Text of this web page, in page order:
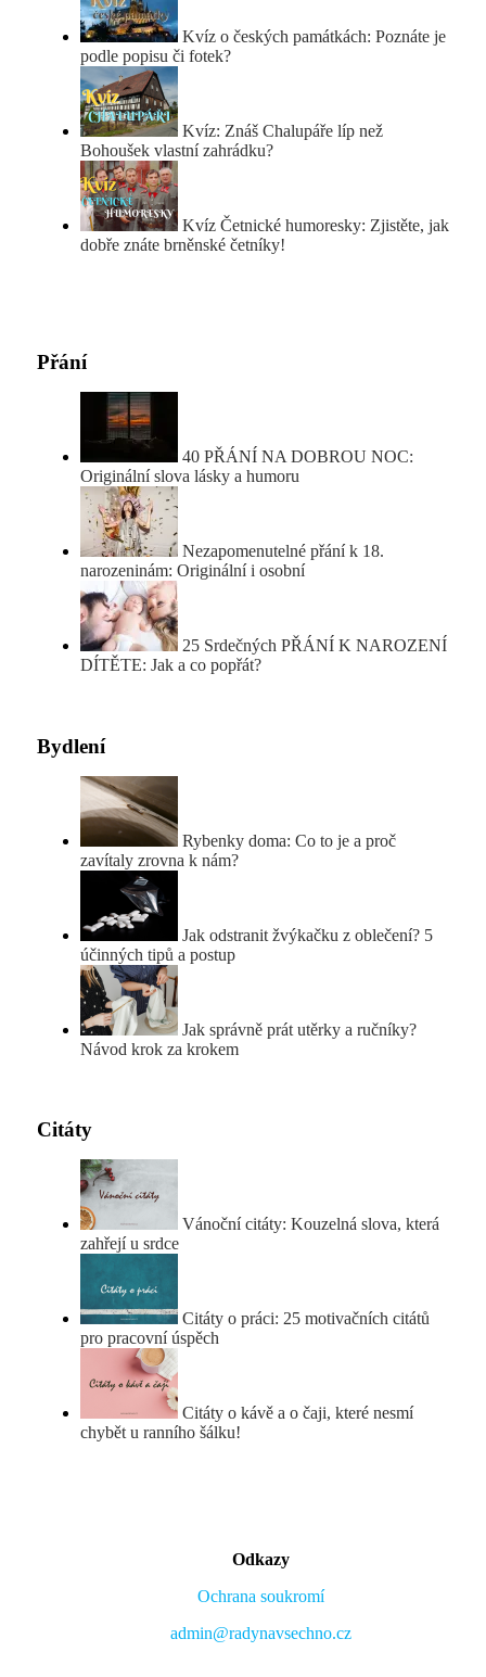
Kvíz o českých památkách: Poznáte je
podle popisu či fotek?
Kvíz: Znáš Chalupáře líp než
Bohoušek vlastní zahrádku?
Kvíz Četnické humoresky: Zjistěte, jak
dobře znáte brněnské četníky!
Přání
40 PŘÁNÍ NA DOBROU NOC:
Originální slova lásky a humoru
Nezapomenutelné přání k 18.
narozeninám: Originální i osobní
25 Srdečných PŘÁNÍ K NAROZENÍ
DÍTĚTE: Jak a co popřát?
Bydlení
Rybenky doma: Co to je a proč
zavítaly zrovna k nám?
Jak odstranit žvýkačku z oblečení? 5
účinných tipů a postup
Jak správně prát utěrky a ručníky?
Návod krok za krokem
Citáty
Vánoční citáty: Kouzelná slova, která
zahřejí u srdce
Citáty o práci: 25 motivačních citátů
pro pracovní úspěch
Citáty o kávě a o čaji, které nesmí
chybět u ranního šálku!
Odkazy
Ochrana soukromí
admin@radynavsechno.cz